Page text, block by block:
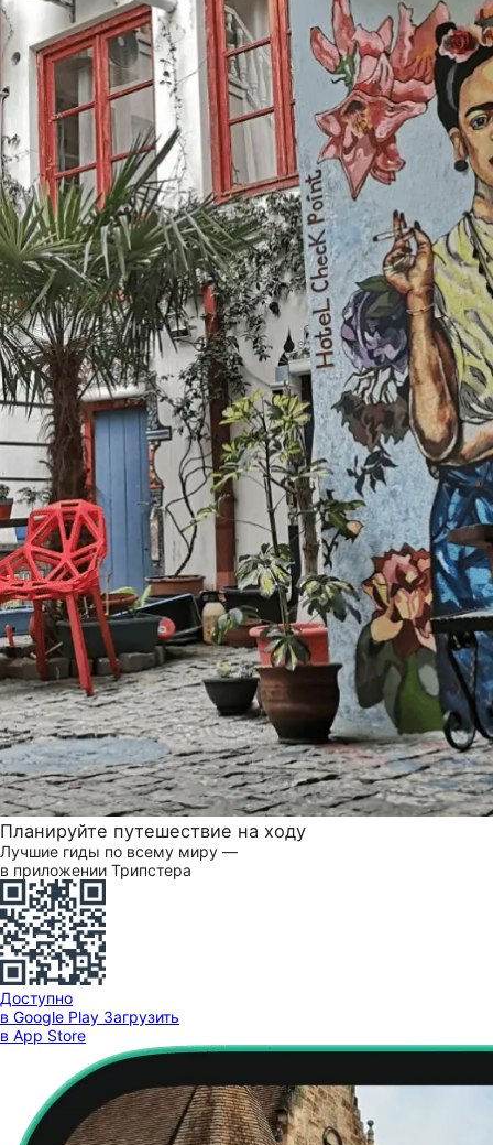
Планируйте путешествие на ходу
Лучшие гиды по всему миру —
в приложении Трипстера
Доступно
в Google Play Загрузить
в App Store